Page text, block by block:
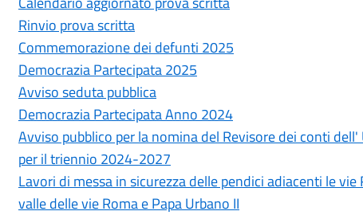
Rinvio prova scritta
Commemorazione dei defunti 2025
Democrazia Partecipata 2025
Avviso seduta pubblica
Democrazia Partecipata Anno 2024
Avviso pubblico per la nomina del Revisore dei conti
per il triennio 2024-2027
Lavori di messa in sicurezza delle pendici adiacenti le
valle delle vie Roma e Papa Urbano II